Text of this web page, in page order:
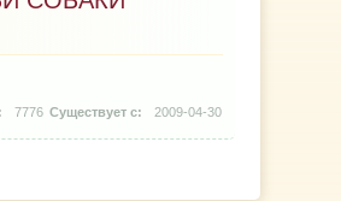
7776 2009-04-30